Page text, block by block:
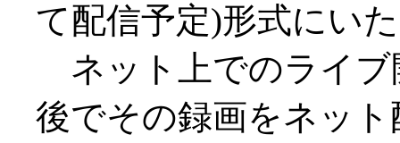
て配信予定)形式にい
ネット上でのライブ
後でその録画をネット